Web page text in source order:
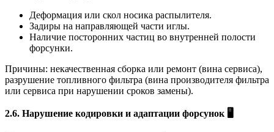
Деформация или скол носика распылителя.
Задиры на направляющей части иглы.
Наличие посторонних частиц во внутренней полости
форсунки.
Причины: некачественная сборка или ремонт (вина сервиса),
разрушение топливного фильтра (вина производителя фильтра
или сервиса при нарушении сроков замены).
2.6. Нарушение кодировки и адаптации форсунок 🖥️